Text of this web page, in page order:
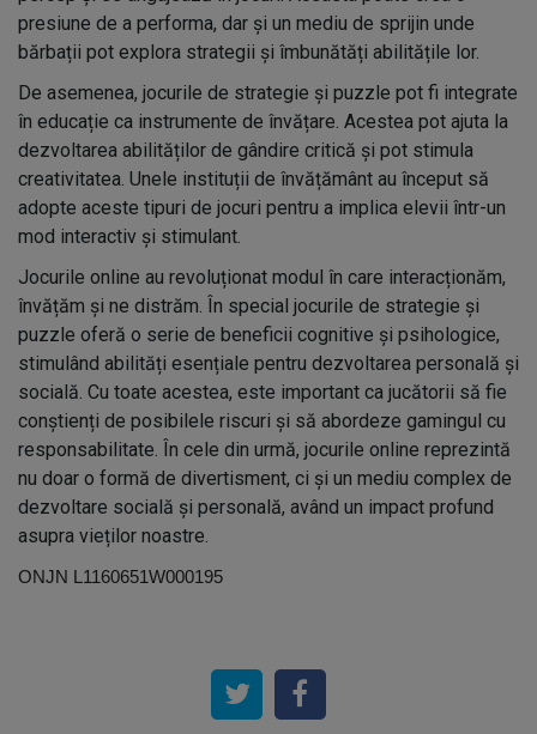
presiune de a performa, dar și un mediu de sprijin unde
bărbații pot explora strategii și îmbunătăți abilitățile lor.
De asemenea, jocurile de strategie și puzzle pot fi integrate
în educație ca instrumente de învățare. Acestea pot ajuta la
dezvoltarea abilităților de gândire critică și pot stimula
creativitatea. Unele instituții de învățământ au început să
adopte aceste tipuri de jocuri pentru a implica elevii într-un
mod interactiv și stimulant.
Jocurile online au revoluționat modul în care interacționăm,
învățăm și ne distrăm. În special jocurile de strategie și
puzzle oferă o serie de beneficii cognitive și psihologice,
stimulând abilități esențiale pentru dezvoltarea personală și
socială. Cu toate acestea, este important ca jucătorii să fie
conștienți de posibilele riscuri și să abordeze gamingul cu
responsabilitate. În cele din urmă, jocurile online reprezintă
nu doar o formă de divertisment, ci și un mediu complex de
dezvoltare socială și personală, având un impact profund
asupra vieților noastre.
ONJN L1160651W000195